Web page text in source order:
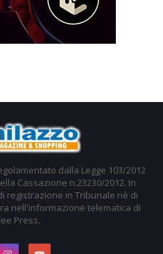
dalla Legge 103/2012
Cassazione n.23230/2012. In
registrazione in Tribunale nè di
nell'informazione telematica di
Press.